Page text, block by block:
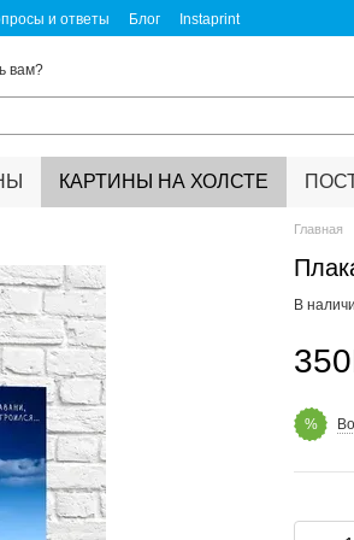
и ответы Блог
Instaprint
вам?
КАРТИНЫ НА ХОЛСТЕ
Главная
В
%